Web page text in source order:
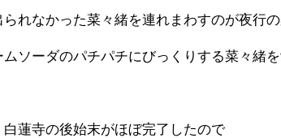
られなかった菜々緒を連れまわすのが夜行
ムソーダのパチパチにびっくりする菜々緒を
白蓮寺の後始末がほぼ完了したので